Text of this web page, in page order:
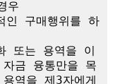
우
인 구매행위를 하
또는 용역을 이
금 융통만을 목
역을 제3자에게